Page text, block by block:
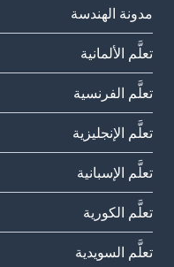
مدونة الهندسة
تعلَّم الألمانية
تعلَّم الفرنسية
تعلَّم الإنجليزية
تعلَّم الإسبانية
تعلَّم الكورية
تعلَّم السويدية